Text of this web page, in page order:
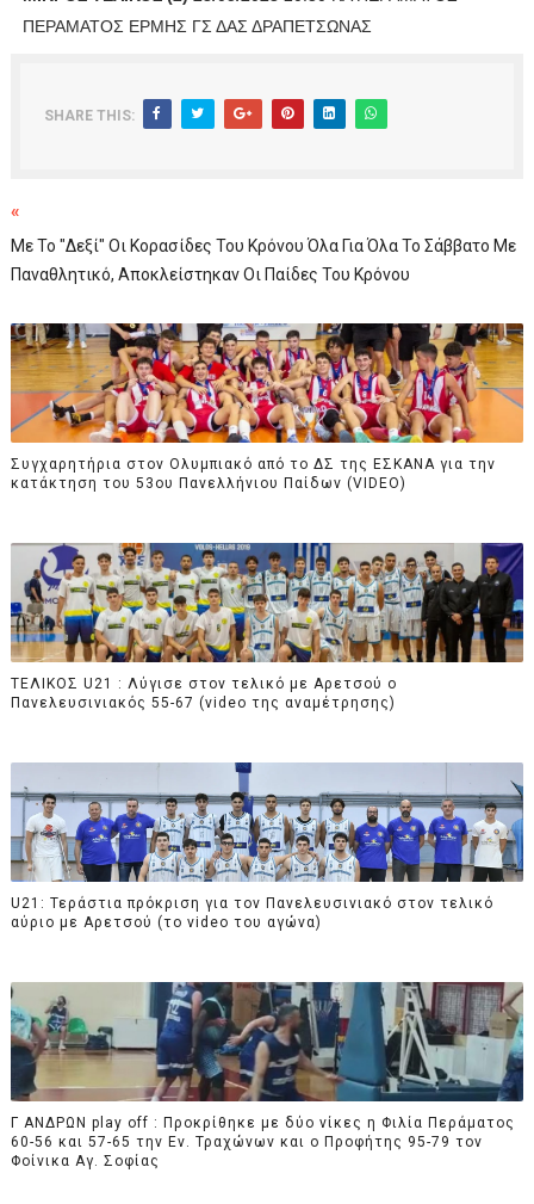
ΠΕΡΑΜΑΤΟΣ ΕΡΜΗΣ ΓΣ ΔΑΣ ΔΡΑΠΕΤΣΩΝΑΣ
SHARE THIS:
«
Με Το "δεξί" Οι Κορασίδες Του Κρόνου Όλα Για Όλα Το Σάββατο Με
Παναθλητικό, Αποκλείστηκαν Οι Παίδες Του Κρόνου
Συγχαρητήρια στον Ολυμπιακό από το ΔΣ της ΕΣΚΑΝΑ για την
κατάκτηση του 53ου Πανελλήνιου Παίδων (VIDEO)
ΤΕΛΙΚΟΣ U21 : Λύγισε στον τελικό με Αρετσού ο
Πανελευσινιακός 55-67 (video της αναμέτρησης)
U21: Τεράστια πρόκριση για τον Πανελευσινιακό στον τελικό
αύριο με Αρετσού (το video του αγώνα)
Γ ΑΝΔΡΩΝ play off : Προκρίθηκε με δύο νίκες η Φιλία Περάματος
60-56 και 57-65 την Εν. Τραχώνων και ο Προφήτης 95-79 τον
Φοίνικα Αγ. Σοφίας